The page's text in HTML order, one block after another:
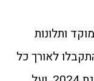
ותלונות
לאורך כל